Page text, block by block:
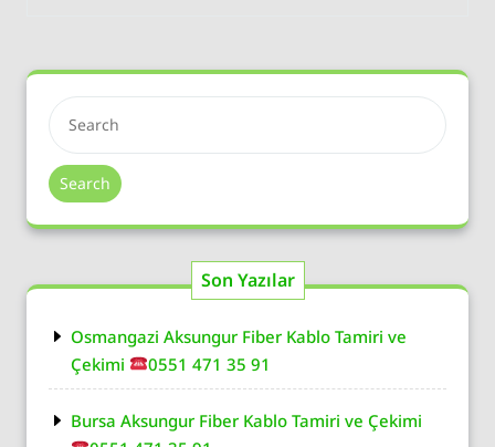
Search
Son Yazılar
Osmangazi Aksungur Fiber Kablo Tamiri ve
Çekimi
0551 471 35 91
Bursa Aksungur Fiber Kablo Tamiri ve Çekimi